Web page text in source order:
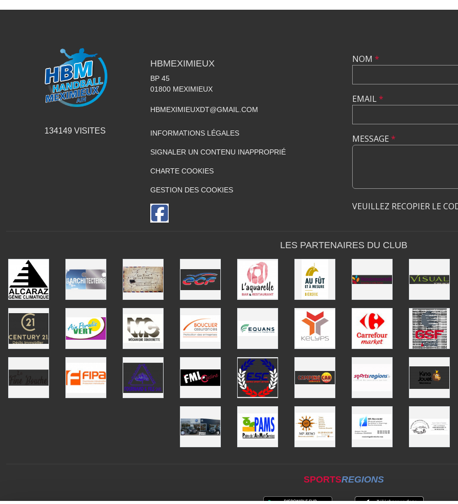
134149 VISITES
HBMEXIMIEUX
BP 45
01800 MEXIMIEUX
HBMEXIMIEUXDT@GMAIL.COM
INFORMATIONS LÉGALES
SIGNALER UN CONTENU INAPPROPRIÉ
CHARTE COOKIES
GESTION DES COOKIES
NOM *
EMAIL*
MESSAGE *
VEUILLEZ RECOPIER LE
LES PARTENAIRES DU CLUB
SPORTSREGIONS